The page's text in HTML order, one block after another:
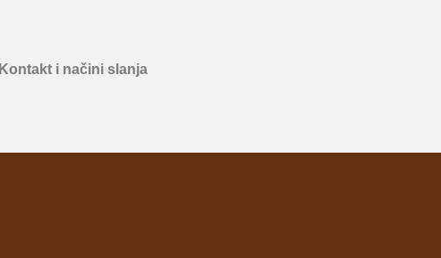
Kontakt i načini slanja